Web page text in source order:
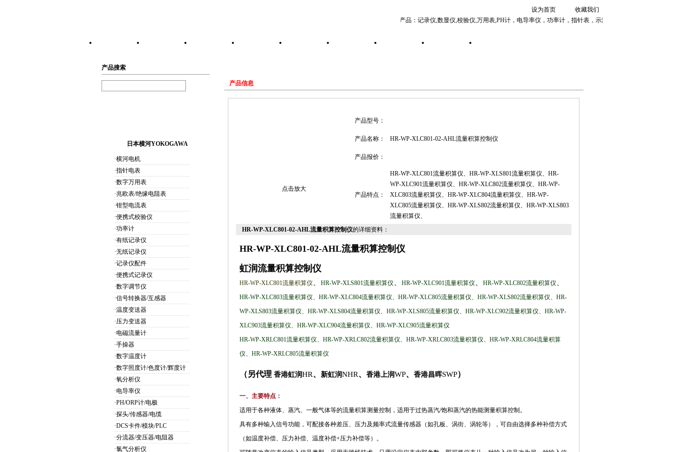
设为首页
收藏我们
主营产品：记录仪,数显仪,校验仪,万用表,PH计，电导率仪，功率计，指针表，示波器，传感器
产品搜索
日本横河YOKOGAWA
·横河电机
·指针电表
·数字万用表
·兆欧表/绝缘电阻表
·钳型电流表
·便携式校验仪
·功率计
·有纸记录仪
·无纸记录仪
·记录仪配件
·便携式记录仪
·数字调节仪
·信号转换器/互感器
·温度变送器
·压力变送器
·电磁流量计
·手操器
·数字温度计
·数字照度计/色度计/辉度计
·氧分析仪
·电导率仪
·PH/ORP计/电极
·探头/传感器/电缆
·DCS卡件/模块/PLC
·分流器/变压器/电阻器
·氯气分析仪
产品信息
点击放大
产品型号：
产品名称： HR-WP-XLC801-02-AHL流量积算控制仪
产品报价：
产品特点：
HR-WP-XLC801流量积算仪、HR-WP-XLS801流量积算仪、HR-
WP-XLC901流量积算仪、HR-WP-XLC802流量积算仪、HR-WP-
XLC803流量积算仪、HR-WP-XLC804流量积算仪、HR-WP-
XLC805流量积算仪、HR-WP-XLS802流量积算仪、HR-WP-XLS803
流量积算仪、
HR-WP-XLC801-02-AHL流量积算控制仪的详细资料：
HR-WP-XLC801-02-AHL流量积算控制仪
虹润流量积算控制仪
HR-WP-XLC801流量积算仪 HR-WP-XLS801流量积算仪 HR-WP-XLC901流量积算仪 HR-WP-XLC802流量积算仪
HR-WP-XLC803流量积算仪、 HR-WP-XLC804流量积算仪、 HR-WP-XLC805流量积算仪、 HR-WP-XLS802流量积算仪、 HR-
WP-XLS803流量积算仪、 HR-WP-XLS804流量积算仪、 HR-WP-XLS805流量积算仪、 HR-WP-XLC902流量积算仪、 HR-WP-
XLC903流量积算仪、 HR-WP-XLC904流量积算仪、 HR-WP-XLC905流量积算仪
HR-WP-XRLC801流量积算仪、 HR-WP-XRLC802流量积算仪、 HR-WP-XRLC803流量积算仪、 HR-WP-XRLC804流量积算
仪、 HR-WP-XRLC805流量积算仪
（另代理 香港虹润HR、 新虹润NHR、 香港上润WP、 香港昌晖SWP）
一、主要特点：
适用于各种液体、蒸汽、一般气体等的流量积算测量控制，适用于过热蒸汽/饱和蒸汽的热能测量积算控制。
具有多种输入信号功能，可配接各种差压、压力及频率式流量传感器（如孔板、涡街、涡轮等）
，可自由选择多种补偿方式
（如温度补偿、压力补偿、温度补偿+压力补偿等）
。